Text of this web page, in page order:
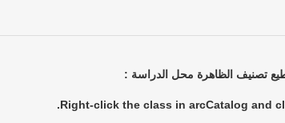
Right-click the class in arcCatalog and